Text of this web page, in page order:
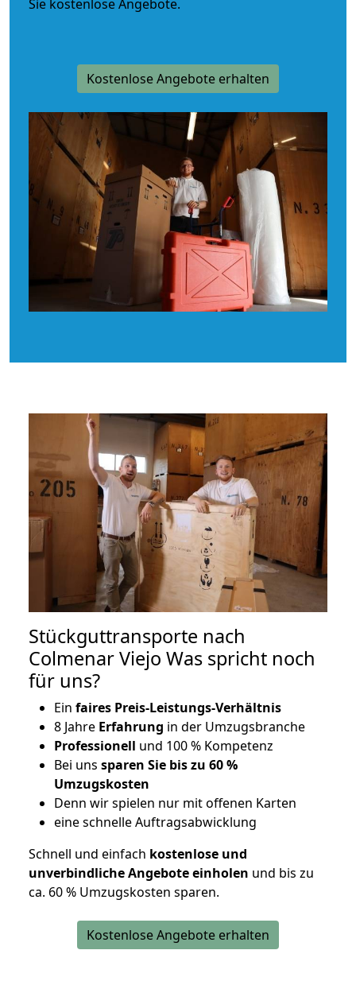
Sie kostenlose Angebote.
Kostenlose Angebote erhalten
Stückguttransporte nach
Colmenar Viejo Was spricht noch
für uns?
Ein faires Preis-Leistungs-Verhältnis
8 Jahre Erfahrung in der Umzugsbranche
Professionell und 100 % Kompetenz
Bei uns sparen Sie bis zu 60 %
Umzugskosten
Denn wir spielen nur mit offenen Karten
eine schnelle Auftragsabwicklung
Schnell und einfach kostenlose und
unverbindliche Angebote einholen und bis zu
ca. 60 % Umzugskosten sparen.
Kostenlose Angebote erhalten